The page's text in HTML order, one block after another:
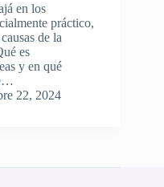
en los
práctico,
de la
es
y en qué
22, 2024